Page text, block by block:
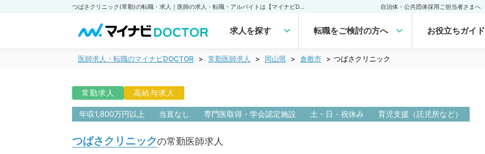
自治体・公共団体採用ご担当者さまへ
求人を探す 転職をご検討の方へ お役立ちガイド
医師求人・転職のマイナビDOCTOR 常勤医師求人 岡山県 倉敷市 つばさクリニック
常勤求人 高給与求人
年収1,800万円以上 当直なし 専門医取得・学会認定施設 土・日・祝休み 育児支援（託児所など）
つばさクリニックの常勤医師求人